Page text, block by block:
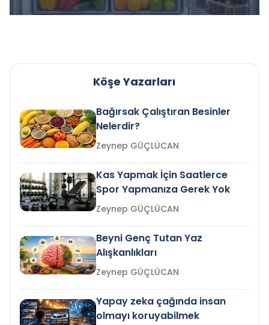
Köşe Yazarları
Bağırsak Çalıştıran Besinler
Nelerdir?
Zeynep GÜÇLÜCAN
Kas Yapmak İçin Saatlerce
Spor Yapmanıza Gerek Yok
Zeynep GÜÇLÜCAN
Beyni Genç Tutan Yaz
Alışkanlıkları
Zeynep GÜÇLÜCAN
Yapay zeka çağında insan
olmayı koruyabilmek